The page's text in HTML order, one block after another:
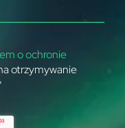
o ochronie
otrzymywanie